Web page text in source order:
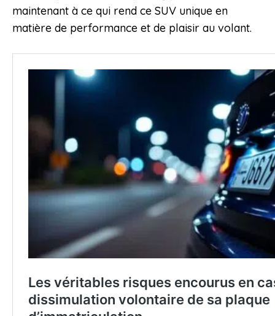
maintenant à ce qui rend ce SUV unique en
matière de performance et de plaisir au volant.